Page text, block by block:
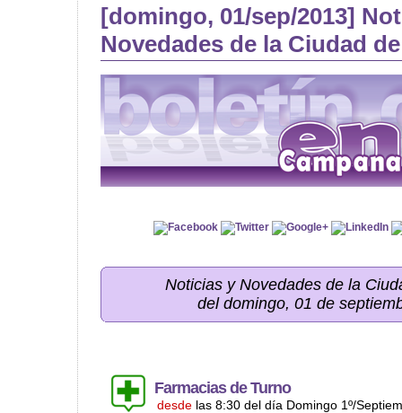
[domingo, 01/sep/2013]
Novedades de la Ciudad
Noticias y Novedades de la
del domingo, 01 de
Farmacias de Turno
desde las 8:30 del día Domingo 1º/